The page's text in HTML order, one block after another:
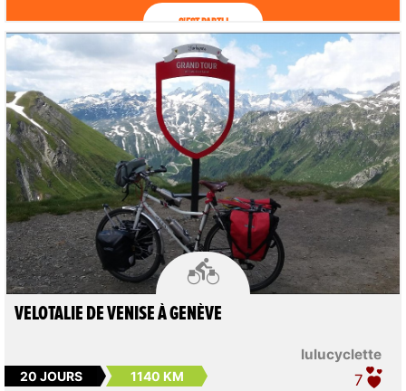
C'est parti !

lulucyclette
VELOTALIE DE VENISE À GENÈVE
20 JOURS 1140 KM 7